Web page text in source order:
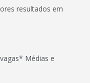
resultados em
Médias e